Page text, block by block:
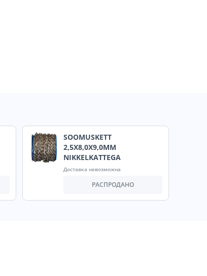
SOOMUSKETT
2,5X8,0X9,0MM
NIKKELKATTEGA
Доставка невозможна
РАСПРОДАНО